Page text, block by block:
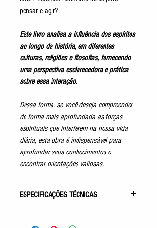
pensar e agir?
Este livro analisa a influência dos espíritos
ao longo da história, em diferentes
culturas, religiões e filosofias, fornecendo
uma perspectiva esclarecedora e prática
sobre essa interação.
Dessa forma, se você deseja compreender
de forma mais aprofundada as forças
espirituais que interferem na nossa vida
diária, esta obra é indispensável para
aprofundar seus conhecimentos e
encontrar orientações valiosas.
ESPECIFICAÇÕES TÉCNICAS
Acabamento: Capa Comum